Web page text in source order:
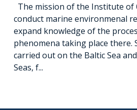
The mission of the Institute of
conduct marine environmenal
expand knowledge of the
phenomena taking place there.
carried out on the Baltic Sea
Seas, f...